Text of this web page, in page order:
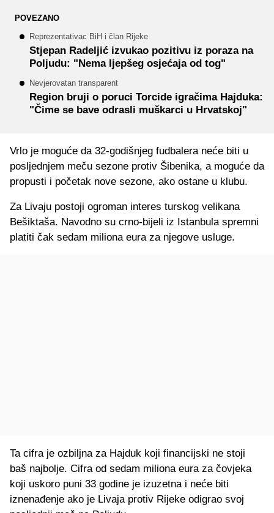
POVEZANO
Reprezentativac BiH i član Rijeke
Stjepan Radeljić izvukao pozitivu iz poraza na
Poljudu: "Nema ljepšeg osjećaja od tog"
Nevjerovatan transparent
Region bruji o poruci Torcide igračima Hajduka:
"Čime se bave odrasli muškarci u Hrvatskoj"
Vrlo je moguće da 32-godišnjeg fudbalera neće biti u
posljednjem meču sezone protiv Šibenika, a moguće da
propusti i početak nove sezone, ako ostane u klubu.
Za Livaju postoji ogroman interes turskog velikana
Bešiktaša. Navodno su crno-bijeli iz Istanbula spremni
platiti čak sedam miliona eura za njegove usluge.
Ta cifra je ozbiljna za Hajduk koji financijski ne stoji
baš najbolje. Cifra od sedam miliona eura za čovjeka
koji uskoro puni 33 godine je izuzetna i neće biti
iznenađenje ako je Livaja protiv Rijeke odigrao svoj